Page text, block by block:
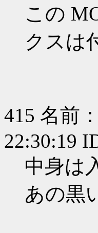
この
クスは
415 名前：
22:30:19
中身は
あの黒